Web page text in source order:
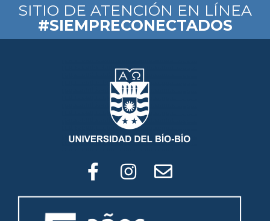
SITIO DE ATENCIÓN EN LÍNEA
#SIEMPRECONECTADOS